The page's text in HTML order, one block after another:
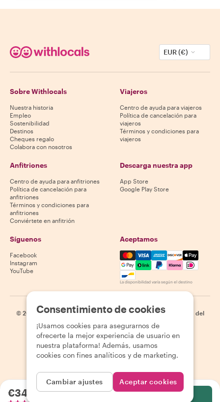
€34.93por persona
EUR (€)
Sobre Withlocals
Nuestra historia
Empleo
Sostenibilidad
Destinos
Cheques regalo
Colabora con nosotros
Viajeros
Centro de ayuda para viajeros
Política de cancelación para
viajeros
Términos y condiciones para
viajeros
Anfitriones
Centro de ayuda para anfitriones
Política de cancelación para
anfitriones
Términos y condiciones para
anfitriones
Conviértete en anfitrión
Descarga nuestra app
App Store
Google Play Store
Síguenos
Facebook
Instagram
YouTube
Aceptamos
Mastercard, Visa, Amex,
La disponibilidad varía según el destino
© 2026 Withlocals.com | Política de privacidad | Cookies
Mapa del
Consentimiento de cookies
¡Usamos cookies para asegurarnos de
ofrecerte la mejor experiencia de usuario en
nuestra plataforma! Además, usamos
cookies con fines analíticos y de marketing.
Cambiar ajustes Aceptar cookies